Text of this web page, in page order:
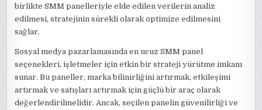
birlikte SMM panelleriyle elde edilen verilerin analiz
edilmesi, stratejinin sürekli olarak optimize edilmesini
sağlar.
Sosyal medya pazarlamasında en ucuz SMM panel
seçenekleri, işletmeler için etkin bir strateji yürütme imkanı
sunar. Bu paneller, marka bilinirliğini artırmak, etkileşimi
artırmak ve satışları artırmak için güçlü bir araç olarak
değerlendirilmelidir. Ancak, seçilen panelin güvenilirliği ve